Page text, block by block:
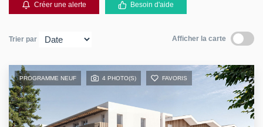
Créer une alerte
Besoin d'aide
Trier par Afficher la carte
PROGRAMME NEUF 4 PHOTO(S) FAVORIS